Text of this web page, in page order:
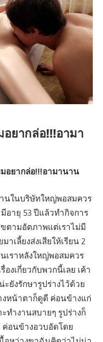
ยากล่อ!!!อามา
มอยากล่อ!!!อามานาน
นในบริษัทใหญ่พอสมควร
อายุ 53 ปีแล้วทำกิจการ
ตามอัตภาพแต่เราไม่มี
เลี้ยงส่งเสียให้เรียน 2
เราหลังใหญ่พอสมควร
องเกี่ยวกับพวกนี้เลย เค้า
ยังรักษารูปร่างไว้ด้วย
งหน้าตาก็ดูดี ค่อนข้างแก่
ทำงานสบายๆ รูปร่างก็
ค่อนข้างอวบอัดโดย